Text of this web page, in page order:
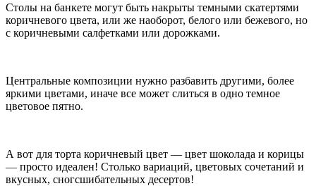
Столы на банкете могут быть накрыты темными скатертями
коричневого цвета, или же наоборот, белого или бежевого, но
с коричневыми салфетками или дорожками.
Центральные композиции нужно разбавить другими, более
яркими цветами, иначе все может слиться в одно темное
цветовое пятно.
А вот для торта коричневый цвет — цвет шоколада и корицы
— просто идеален! Столько вариаций, цветовых сочетаний и
вкусных, сногсшибательных десертов!